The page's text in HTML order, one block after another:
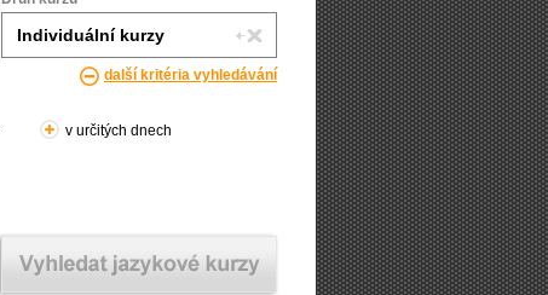
další kritéria vyhledávání
v určitých dnech